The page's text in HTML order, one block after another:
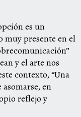
es un
muy presente en el
y el arte nos
contexto, “Una
en
reflejo y